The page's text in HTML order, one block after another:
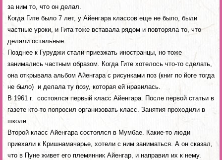
за ним то, что он делал.
Когда Гите было 7 лет, у Айенгара классов еще не было, были
частные уроки, и Гита тоже вставала рядом и повторяла то, что
делали остальные.
Позднее к Гуруджи стали приезжать иностранцы, но тоже
занимались частным образом. Когда Гите хотелось что-то сделать,
она открывала альбом Айенгара с рисунками поз (книг по йоге тогда
не было) и делала ту позу, которая ей нравилась.
В 1961 г. состоялся первый класс Айенгара. После первой статьи в
газете кто-то попросил организовать класс. Занятия проходили в
школе.
Второй класс Айенгара состоялся в Мумбае. Какие-то люди
приехали к Кришнамачарье, хотели с ним заниматься. А он сказал,
что в Пуне живет его племянник Айенгар, и направил их к нему.